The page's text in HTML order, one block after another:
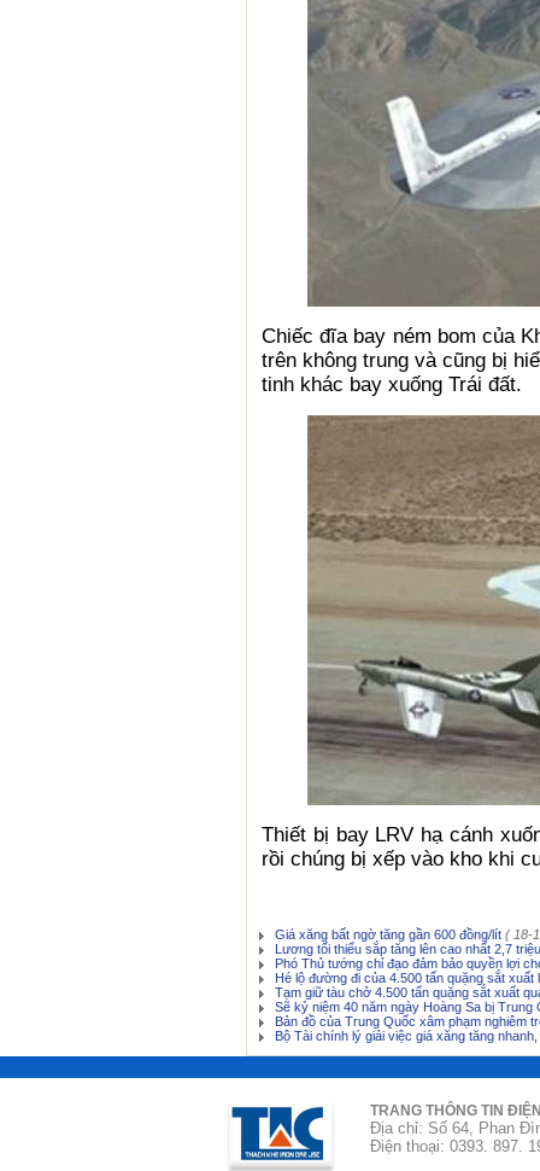
Chiếc đĩa bay ném bom của
trên không trung và cũng bị
tinh khác bay xuống Trái đất.
Thiết bị bay LRV hạ cánh
rồi chúng bị xếp vào kho khi
Giá xăng bất ngờ tăng gần 600 đồng/lít ( 18-
Lương tối thiểu sắp tăng lên cao nhất 2,7
Phó Thủ tướng chỉ đạo đảm bảo quyền lợi
Hé lộ đường đi của 4.500 tấn quặng sắt xuất
Tạm giữ tàu chở 4.500 tấn quặng sắt xuất
Sẽ kỷ niệm 40 năm ngày Hoàng Sa bị
Bản đồ của Trung Quốc xâm phạm nghiêm
Bộ Tài chính lý giải việc giá xăng tăng
TRANG THÔNG TIN
Địa chỉ: Số 64, Phan
Điện thoại: 0393. 897.